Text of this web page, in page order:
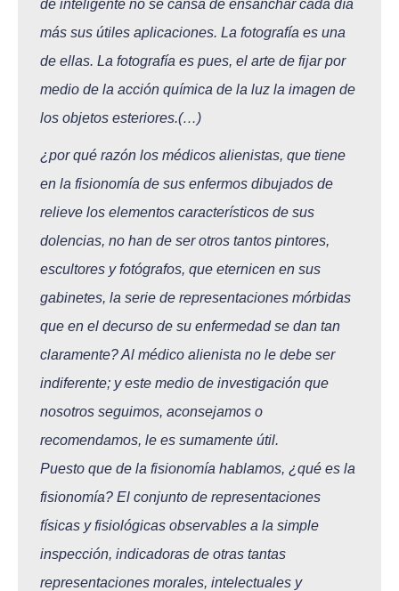
de inteligente no se cansa de ensanchar cada día
más sus útiles aplicaciones. La fotografía es una
de ellas. La fotografía es pues, el arte de fijar por
medio de la acción química de la luz la imagen de
los objetos esteriores.(…)
¿por qué razón los médicos alienistas, que tiene
en la fisionomía de sus enfermos dibujados de
relieve los elementos característicos de sus
dolencias, no han de ser otros tantos pintores,
escultores y fotógrafos, que eternicen en sus
gabinetes, la serie de representaciones mórbidas
que en el decurso de su enfermedad se dan tan
claramente? Al médico alienista no le debe ser
indiferente; y este medio de investigación que
nosotros seguimos, aconsejamos o
recomendamos, le es sumamente útil.
Puesto que de la fisionomía hablamos, ¿qué es la
fisionomía? El conjunto de representaciones
físicas y fisiológicas observables a la simple
inspección, indicadoras de otras tantas
representaciones morales, intelectuales y